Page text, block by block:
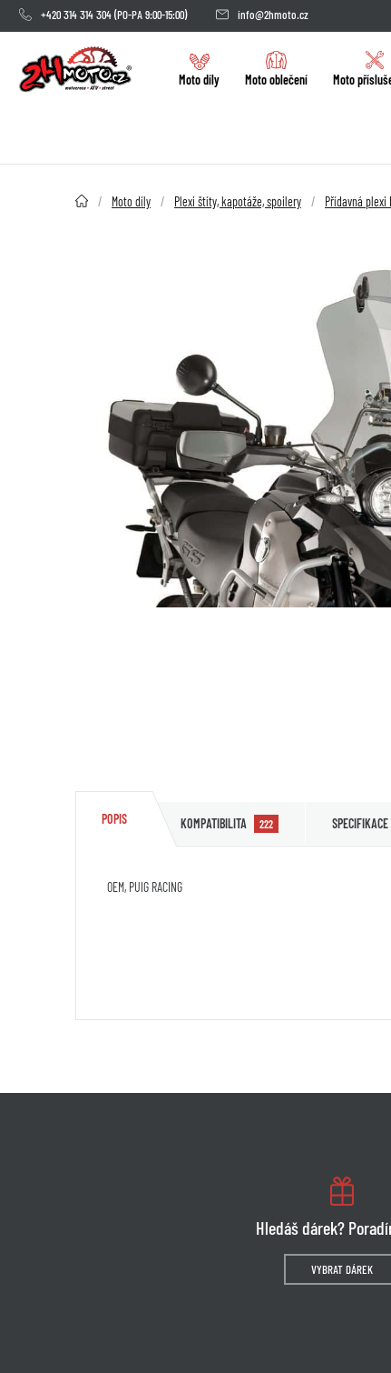
+420 314 314 304(PO-PA 9:00-15:00) info@2hmoto.cz
Moto díly Moto oblečení Moto
2HMOTO.cz Moto díly Plexi štíty, kapotáže, spoilery Přídavná plexi
POPIS KOMPATIBILITA 222 SPECIFIKACE
OEM, PUIG RACING
Hledáš dárek?
VYBRAT DÁREK